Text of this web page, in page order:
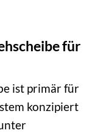
für
ist primär für
konzipiert